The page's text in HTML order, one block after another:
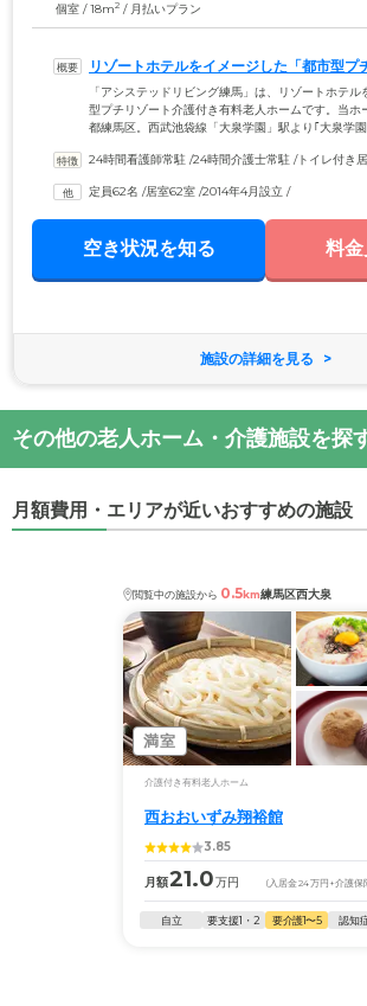
個室 / 18m2 / 月払いプラン
リゾートホテルをイメージした「都市型プ
ムです
「アシステッドリビング練馬」は、リゾートホテ
型プチリゾート介護付き有料老人ホームです。当ホ
都練馬区。西武池袋線「大泉学園」駅より｢大泉学
が丘｣行きのバスで｢西大泉二丁目交番前｣バス停から
フロアごとにイメージを変えており、認知症の方で
フロアやお部屋を認識しやすくなる効果が期待でき
24時間看護師常駐 /24時間介護士常駐 /トイレ付き
定員62名 /居室62室 /2014年4月設立 /
空き状況を知る 料金
施設の詳細を見る
その他の老人ホーム・介護施設を探
月額費用・エリアが近いおすすめの施設
閲覧中の施設から 0.5km練馬区西大泉
満室
介護付き有料老人ホーム
西おおいずみ翔裕館
3.85
月額21.0万円 (入居金24万円 +介護保
自立 要支援1・2 要介護1〜5 認知